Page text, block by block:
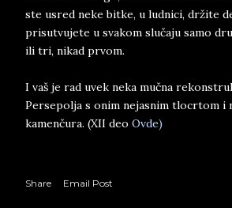
ste usred neke bitke, u ludnici, držite
prisutvujete u svakom slučaju samo
ili tri, nikad prvom.
I vaš je rad uvek neka mučna
Persepolja s onim nejasnim tlocrtom i
kamenčura. (XII deo Ovde)
Share Email Post